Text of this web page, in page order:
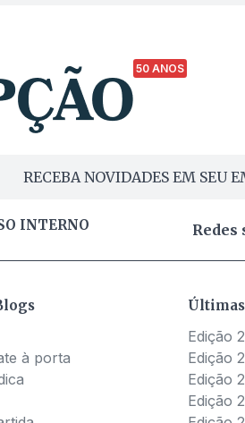
50 ANOS
RECEBA NOVIDADES EM SEU
INTERNO Redes
à porta
Edição
Edição
Edição
Edição